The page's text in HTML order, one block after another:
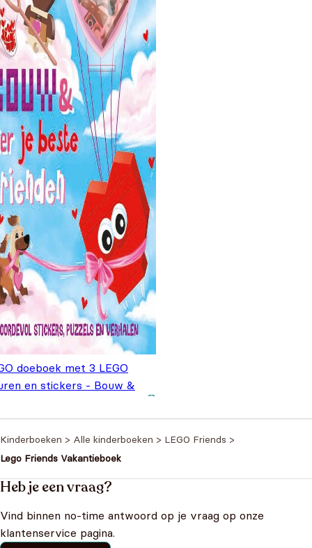
doeboek met 3 LEGO
en stickers - Bouw &
Kinderboeken > Alle kinderboeken > LEGO Friends >
Lego Friends Vakantieboek
Heb je een vraag?
Vind binnen no-time antwoord op je vraag op onze
klantenservice pagina.